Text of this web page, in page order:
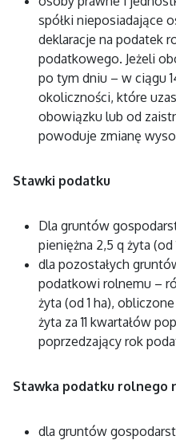
spółki nieposiadające
deklaracje na podatek
podatkowego. Jeżeli
po tym dniu – w ciągu
okoliczności, które
obowiązku lub od
powoduje zmianę
Stawki podatku
Dla gruntów
pieniężna 2,5 q żyta
dla pozostałych
podatkowi rolnemu –
żyta (od 1 ha),
żyta za 11 kwartałów
poprzedzający rok
Stawka podatku rolnego
dla gruntów